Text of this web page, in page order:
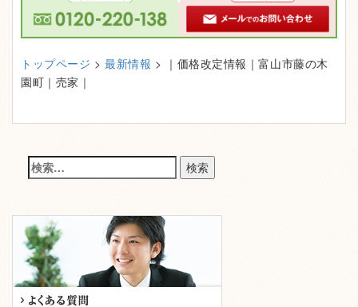
トップページ >最新情報 > ｜価格改定情報｜富山市藤の木
園町｜売家｜